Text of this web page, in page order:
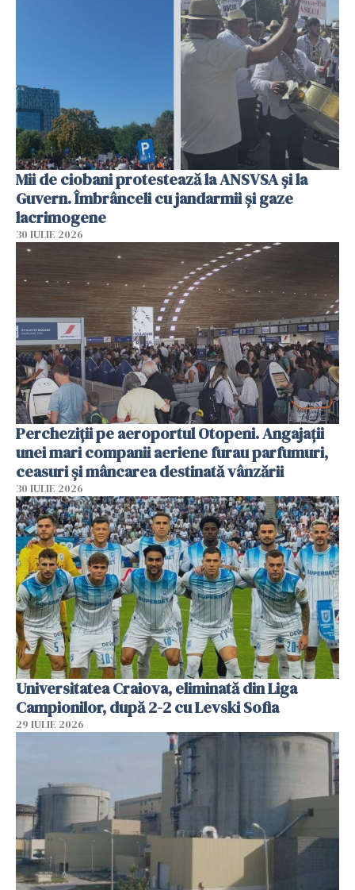
Mii de ciobani protestează la ANSVSA și la
Guvern. Îmbrânceli cu jandarmii și gaze
lacrimogene
30 IULIE 2026
Percheziții pe aeroportul Otopeni. Angajații
unei mari companii aeriene furau parfumuri,
ceasuri și mâncarea destinată vânzării
30 IULIE 2026
Universitatea Craiova, eliminată din Liga
Campionilor, după 2-2 cu Levski Sofia
29 IULIE 2026